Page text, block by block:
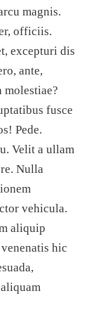
magnis.
officiis.
excepturi dis
ante,
fusce
Pede.
Velit a ullam
Nulla
vehicula.
aliquip
hic